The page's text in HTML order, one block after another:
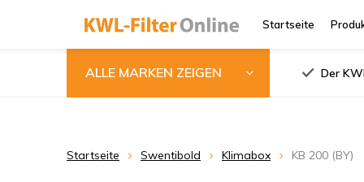
Startseite
ALLE MARKEN ZEIGEN Der
Startseite Swentibold Klimabox KB 200 (BY)